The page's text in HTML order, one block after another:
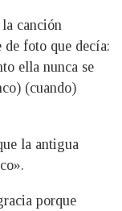
canción
de foto que decía:
ella nunca se
(cuando)
la antigua
porque